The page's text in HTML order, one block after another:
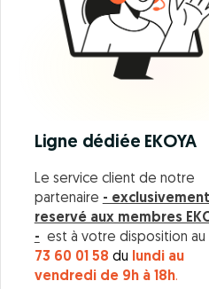
Ligne dédiée EKOYA
Le service client de notre
partenaire - exclusivement
reservé aux membres
- est à votre disposition au
73 60 01 58 du
lundi au
vendredi de 9h à 18h.